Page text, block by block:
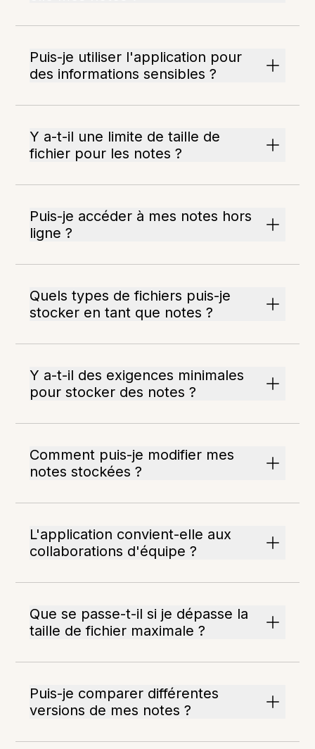
Puis-je utiliser l'application pour
des informations sensibles ?
Y a-t-il une limite de taille de
fichier pour les notes ?
Puis-je accéder à mes notes hors
ligne ?
Quels types de fichiers puis-je
stocker en tant que notes ?
Y a-t-il des exigences minimales
pour stocker des notes ?
Comment puis-je modifier mes
notes stockées ?
L'application convient-elle aux
collaborations d'équipe ?
Que se passe-t-il si je dépasse la
taille de fichier maximale ?
Puis-je comparer différentes
versions de mes notes ?